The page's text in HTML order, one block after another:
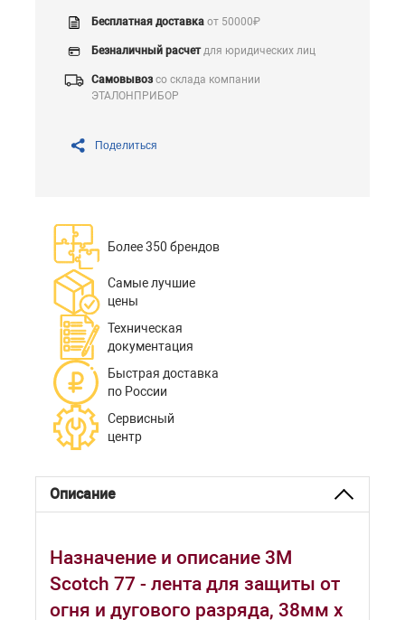
Бесплатная доставка от 50000₽
Безналичный расчетдля юридических лиц
Самовывозсо склада компании
ЭТАЛОНПРИБОР
Поделиться
Более 350 брендов
Самые лучшие
цены
Техническая
документация
Быстрая доставка
по России
Сервисный
центр
Описание
Назначение и описание 3M
Scotch 77 - лента для защиты от
огня и дугового разряда, 38мм х